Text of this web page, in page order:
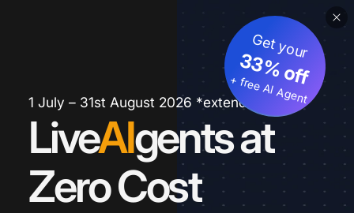
1 July – 31st August 2026 *extended
LiveAIgents at
Zero Cost
Get your
33% off
+ free AI Agent